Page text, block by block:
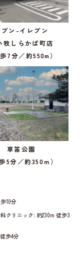
ブン-イレブン
牧しらかば町店
歩7分／約550m）
草笛公園
5分／約350ｍ）
10分
クリニック: 約230m 徒歩3
徒歩4分